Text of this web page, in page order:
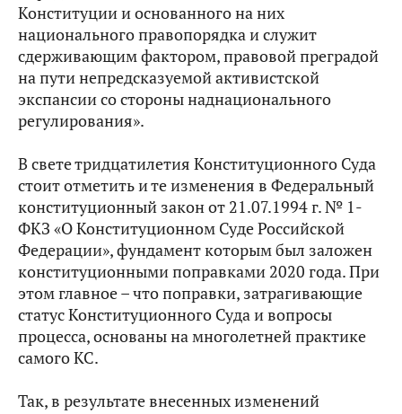
Конституции и основанного на них
национального правопорядка и служит
сдерживающим фактором, правовой преградой
на пути непредсказуемой активистской
экспансии со стороны наднационального
регулирования».
В свете тридцатилетия Конституционного Суда
стоит отметить и те изменения в Федеральный
конституционный закон от 21.07.1994 г. № 1-
ФКЗ «О Конституционном Суде Российской
Федерации», фундамент которым был заложен
конституционными поправками 2020 года. При
этом главное – что поправки, затрагивающие
статус Конституционного Суда и вопросы
процесса, основаны на многолетней практике
самого КС.
Так, в результате внесенных изменений